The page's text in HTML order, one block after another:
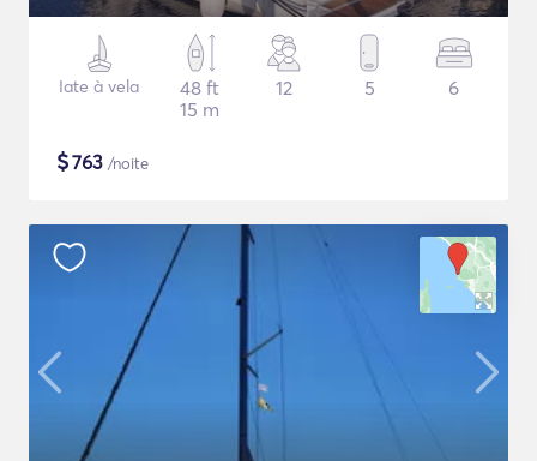
Iate à vela
48 ft
15 m
12 5 6
$763 /noite